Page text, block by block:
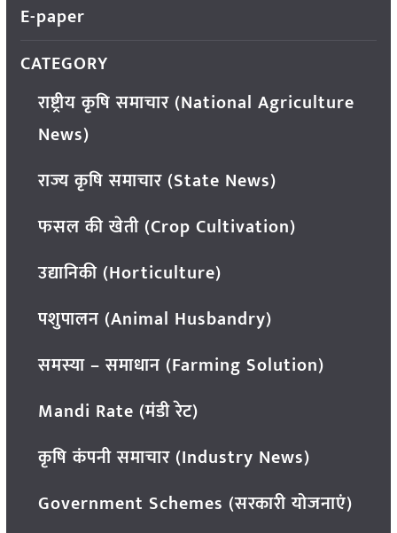
E-paper
CATEGORY
राष्ट्रीय कृषि समाचार (National Agriculture
News)
राज्य कृषि समाचार (State News)
फसल की खेती (Crop Cultivation)
उद्यानिकी (Horticulture)
पशुपालन (Animal Husbandry)
समस्या – समाधान (Farming Solution)
Mandi Rate (मंडी रेट)
कृषि कंपनी समाचार (Industry News)
Government Schemes (सरकारी योजनाएं)